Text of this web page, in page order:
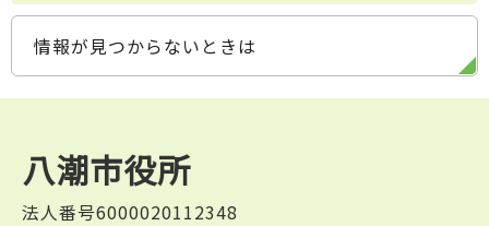
情報が見つからないときは
八潮市役所
法人番号6000020112348